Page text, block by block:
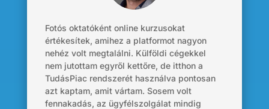
Fotós oktatóként online kurzusokat
értékesítek, amihez a platformot nagyon
nehéz volt megtalálni. Külföldi cégekkel
nem jutottam egyről kettőre, de itthon a
TudásPiac rendszerét használva pontosan
azt kaptam, amit vártam. Sosem volt
fennakadás, az ügyfélszolgálat mindig